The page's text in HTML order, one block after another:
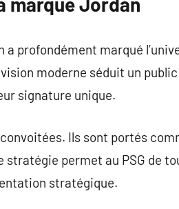
profondément marqué
moderne séduit un
signature unique.
Ils sont portés
permet au PSG de
stratégique.